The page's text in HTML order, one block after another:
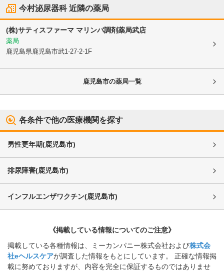
今村泌尿器科近隣の薬局
(株)サティスファーマ マリンバ調剤薬局武店
薬局
鹿児島県鹿児島市武1-27-2-1F
鹿児島市の薬局一覧
各条件で他の医療機関を探す
男性更年期(鹿児島市)
排尿障害(鹿児島市)
インフルエンザワクチン(鹿児島市)
《掲載している情報についてのご注意》
掲載している各種情報は、ミーカンパニー株式会社および株式会
社eヘルスケアが調査した情報をもとにしています。 正確な情報掲
載に努めておりますが、内容を完全に保証するものではありませ